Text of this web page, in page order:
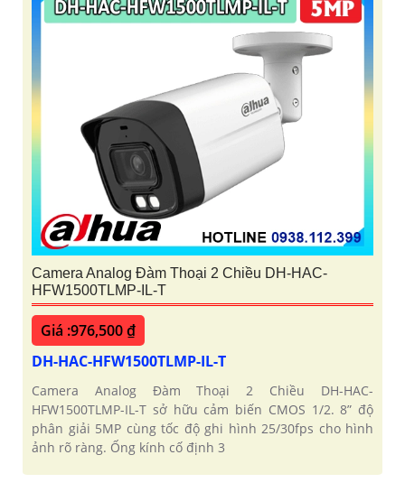
Camera Analog Đàm Thoại 2 Chiều DH-HAC-
HFW1500TLMP-IL-T
Giá :976,500 ₫
DH-HAC-HFW1500TLMP-IL-T
Camera Analog Đàm Thoại 2 Chiều DH-HAC-
HFW1500TLMP-IL-T sở hữu cảm biến CMOS 1/2. 8” độ
phân giải 5MP cùng tốc độ ghi hình 25/30fps cho hình
ảnh rõ ràng. Ống kính cố định 3